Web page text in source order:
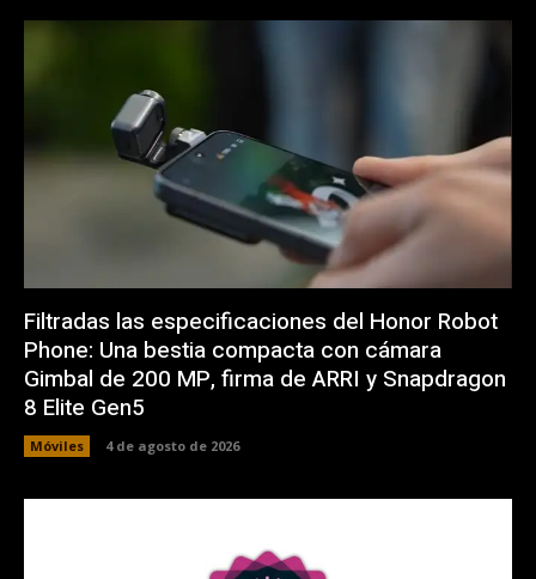
Filtradas las especificaciones del Honor Robot
Phone: Una bestia compacta con cámara
Gimbal de 200 MP, firma de ARRI y Snapdragon
8 Elite Gen5
Móviles 4 de agosto de 2026